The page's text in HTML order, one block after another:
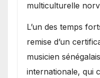
multiculturelle
​L’un des temps
remise d’un
musicien
internationale, qui